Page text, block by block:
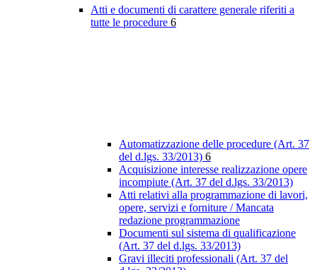
Atti e documenti di carattere generale riferiti a
tutte le procedure 6
Automatizzazione delle procedure (Art. 37
del d.lgs. 33/2013) 6
Acquisizione interesse realizzazione opere
incompiute (Art. 37 del d.lgs. 33/2013)
Atti relativi alla programmazione di lavori,
opere, servizi e forniture / Mancata
redazione programmazione
Documenti sul sistema di qualificazione
(Art. 37 del d.lgs. 33/2013)
Gravi illeciti professionali (Art. 37 del